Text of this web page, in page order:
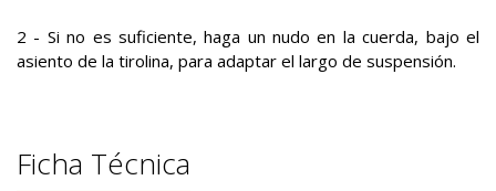
2 - Si no es suficiente, haga un nudo en la cuerda, bajo el
asiento de la tirolina, para adaptar el largo de suspensión.
Ficha Técnica